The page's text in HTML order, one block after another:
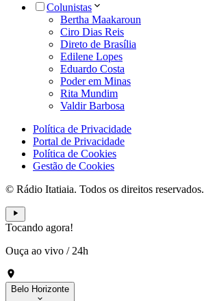
Colunistas
Bertha Maakaroun
Ciro Dias Reis
Direto de Brasília
Edilene Lopes
Eduardo Costa
Poder em Minas
Rita Mundim
Valdir Barbosa
Política de Privacidade
Portal de Privacidade
Política de Cookies
Gestão de Cookies
© Rádio Itatiaia. Todos os direitos reservados.
Tocando agora!
Ouça ao vivo / 24h
Belo Horizonte